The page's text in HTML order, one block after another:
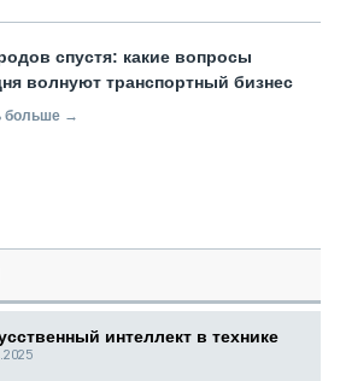
спустя: какие вопросы
волнуют транспортный бизнес
больше →
интеллект в технике